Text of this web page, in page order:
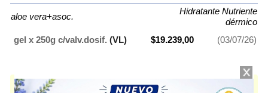
aloe vera+asoc.
Hidratante Nutriente
dérmico
gel x 250g c/valv.dosif. (VL) $19.239,00 (03/07/26)
MIDERMUS GEL POST SOLARcontienealoe vera+asoc.
y se indica